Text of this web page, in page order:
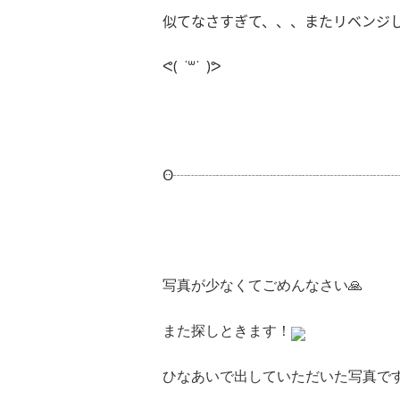
似てなさすぎて、、、またリベンジ
ᕙ( ˙꒳​˙ )ᕗ
Ꙫ
写真が少なくてごめんなさい🙏
また探しときます！
ひなあいで出していただいた写真で